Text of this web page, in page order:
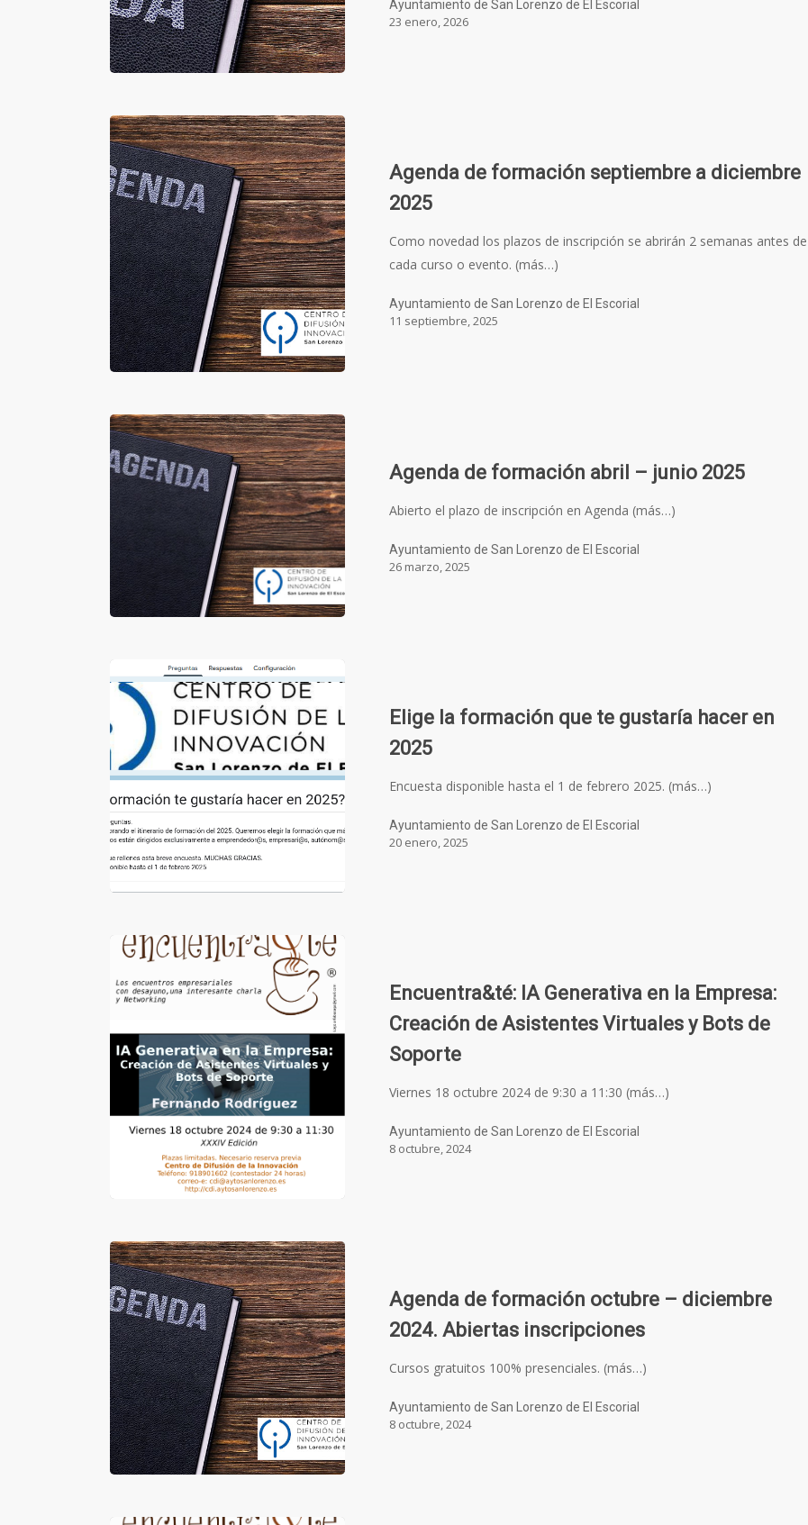
Ayuntamiento de San Lorenzo de El Escorial
23 enero, 2026
Agenda de formación septiembre a diciembre
2025
Como novedad los plazos de inscripción se abrirán 2 semanas antes de
cada curso o evento. (más…)
Ayuntamiento de San Lorenzo de El Escorial
11 septiembre, 2025
Agenda de formación abril – junio 2025
Abierto el plazo de inscripción en Agenda (más…)
Ayuntamiento de San Lorenzo de El Escorial
26 marzo, 2025
Elige la formación que te gustaría hacer en
2025
Encuesta disponible hasta el 1 de febrero 2025. (más…)
Ayuntamiento de San Lorenzo de El Escorial
20 enero, 2025
Encuentra&té: IA Generativa en la Empresa:
Creación de Asistentes Virtuales y Bots de
Soporte
Viernes 18 octubre 2024 de 9:30 a 11:30 (más…)
Ayuntamiento de San Lorenzo de El Escorial
8 octubre, 2024
Agenda de formación octubre – diciembre
2024. Abiertas inscripciones
Cursos gratuitos 100% presenciales. (más…)
Ayuntamiento de San Lorenzo de El Escorial
8 octubre, 2024